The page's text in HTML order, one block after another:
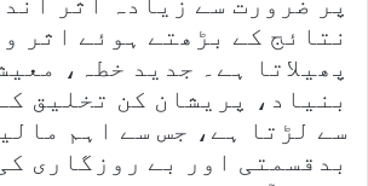
نتائج کے بڑھتے ہوئے اثر
پھیلاتا ہے۔ جدید خطہ،
بنیاد، پریشان کن تخلیق
سے لڑتا ہے، جس سے اہم
بدقسمتی اور بے روزگاری